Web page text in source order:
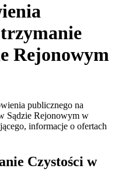
Rejonowym
publicznego na
Sądzie Rejonowym w
informacje o ofertach
Czystości w